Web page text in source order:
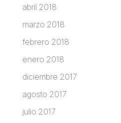
abril 2018
marzo 2018
febrero 2018
enero 2018
diciembre 2017
agosto 2017
julio 2017